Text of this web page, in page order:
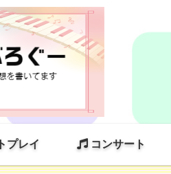
プレイ コンサート